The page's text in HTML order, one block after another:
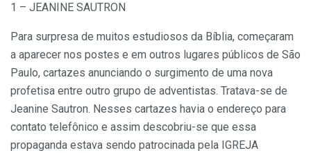
1 – JEANINE SAUTRON
Para surpresa de muitos estudiosos da Bíblia, começaram
a aparecer nos postes e em outros lugares públicos de São
Paulo, cartazes anunciando o surgimento de uma nova
profetisa entre outro grupo de adventistas. Tratava-se de
Jeanine Sautron. Nesses cartazes havia o endereço para
contato telefônico e assim descobriu-se que essa
propaganda estava sendo patrocinada pela IGREJA